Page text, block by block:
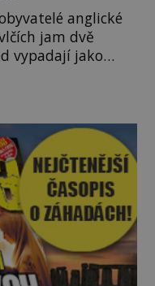
anglické
jam dvě
vypadají jako
výjimku. Jejich
Anglie a ani